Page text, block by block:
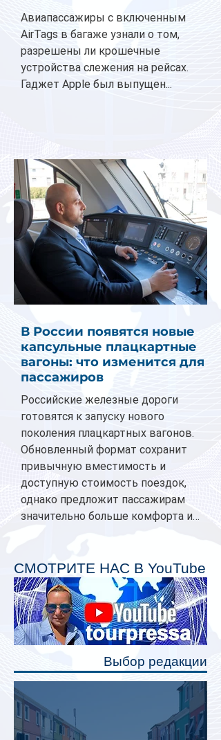
Авиапассажиры с включенным
AirTags в багаже узнали о том,
разрешены ли крошечные
устройства слежения на рейсах.
Гаджет Apple был выпущен...
В России появятся новые
капсульные плацкартные
вагоны: что изменится для
пассажиров
Российские железные дороги
готовятся к запуску нового
поколения плацкартных вагонов.
Обновленный формат сохранит
привычную вместимость и
доступную стоимость поездок,
однако предложит пассажирам
значительно больше комфорта и
планируется начать в 2027 году.
Одним из главных нововведений
станут индивидуальные шторки у
каждого спального места. Они
позволят пассажирам закрыть свою
полку во время сна или отдыха,
СМОТРИТЕ НАС В YouTube
Выбор редакции